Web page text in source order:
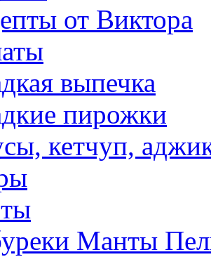
от Виктора
выпечка
пирожки
кетчуп,
Манты